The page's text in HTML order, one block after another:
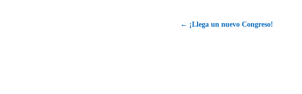
← ¡Llega un nuevo Congreso!